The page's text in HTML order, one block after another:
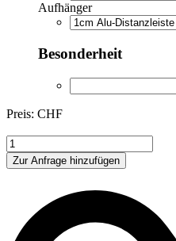
Aufhänger
Besonderheit
Preis: CHF
ADB019
Menge
Zur Anfrage hinzufügen